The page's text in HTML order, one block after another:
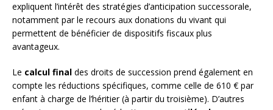
expliquent l’intérêt des stratégies d’anticipation successorale,
notamment par le recours aux donations du vivant qui
permettent de bénéficier de dispositifs fiscaux plus
avantageux.
Le calcul final des droits de succession prend également en
compte les réductions spécifiques, comme celle de 610 € par
enfant à charge de l’héritier (à partir du troisième). D’autres